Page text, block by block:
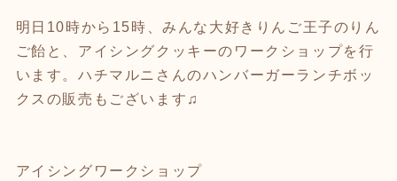
明日10時から15時、みんな大好きりんご王子のりん
ご飴と、アイシングクッキーのワークショップを行
います。ハチマルニさんのハンバーガーランチボッ
クスの販売もございます♫
アイシングワークショップ